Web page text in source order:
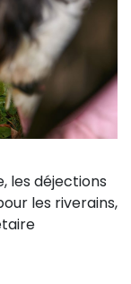
les déjections
les riverains,